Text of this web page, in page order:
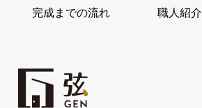
完成までの流れ 職人紹介